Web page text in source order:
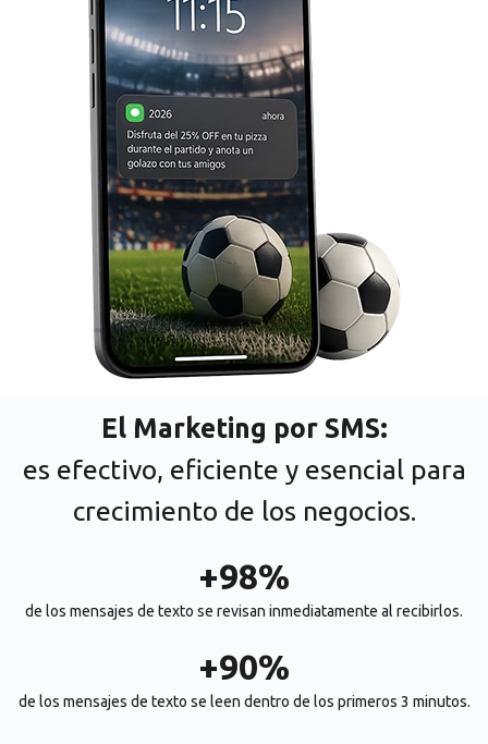
El Marketing por SMS:
es efectivo, eficiente y esencial para
crecimiento de los negocios.
+98%
de los mensajes de texto se revisan inmediatamente al recibirlos.
+90%
de los mensajes de texto se leen dentro de los primeros 3 minutos.